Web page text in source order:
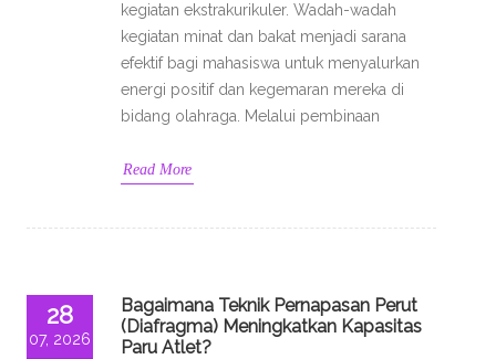
kegiatan ekstrakurikuler. Wadah-wadah
kegiatan minat dan bakat menjadi sarana
efektif bagi mahasiswa untuk menyalurkan
energi positif dan kegemaran mereka di
bidang olahraga. Melalui pembinaan
Read More
28
07, 2026
Bagaimana Teknik Pernapasan Perut
(Diafragma) Meningkatkan Kapasitas
Paru Atlet?